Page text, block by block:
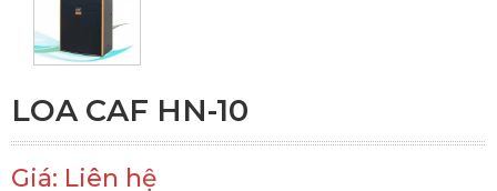
LOA CAF HN-10
Giá: Liên hệ